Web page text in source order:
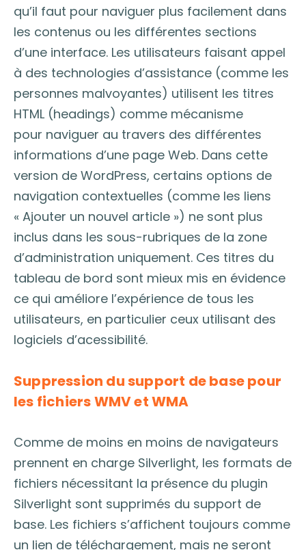
qu’il faut pour naviguer plus facilement dans
les contenus ou les différentes sections
d’une interface. Les utilisateurs faisant appel
à des technologies d’assistance (comme les
personnes malvoyantes) utilisent les titres
HTML (headings) comme mécanisme
pour naviguer au travers des différentes
informations d’une page Web. Dans cette
version de WordPress, certains options de
navigation contextuelles (comme les liens
« Ajouter un nouvel article ») ne sont plus
inclus dans les sous-rubriques de la zone
d’administration uniquement. Ces titres du
tableau de bord sont mieux mis en évidence
ce qui améliore l’expérience de tous les
utilisateurs, en particulier ceux utilisant des
logiciels d’acessibilité.
Suppression du support de base pour
les fichiers WMV et WMA
Comme de moins en moins de navigateurs
prennent en charge Silverlight, les formats de
fichiers nécessitant la présence du plugin
Silverlight sont supprimés du support de
base. Les fichiers s’affichent toujours comme
un lien de téléchargement, mais ne seront